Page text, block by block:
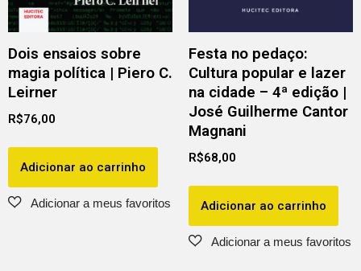
Dois ensaios sobre
magia política | Piero C.
Leirner
R$76,00
Adicionar ao carrinho
Festa no pedaço:
Cultura popular e lazer
na cidade – 4ª edição |
José Guilherme Cantor
Magnani
R$68,00
Adicionar ao carrinho